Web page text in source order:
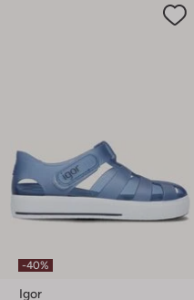
-40%
Igor